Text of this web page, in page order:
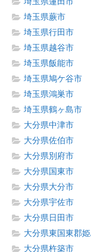
埼玉県蕨市
埼玉県行田市
埼玉県越谷市
埼玉県飯能市
埼玉県鳩ケ谷市
埼玉県鴻巣市
埼玉県鶴ヶ島市
大分県中津市
大分県佐伯市
大分県別府市
大分県国東市
大分県大分市
大分県宇佐市
大分県日田市
大分県東国東郡
大分県杵築市